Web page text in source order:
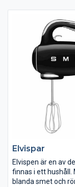
Behöver du hjälp
professionella
diskmaskin blir
hemleverans och
Möjlighet och pris
varierar mellan
för mer information.
Elvispar
Elvispen är en av
finnas i ett hushåll.
blanda smet och